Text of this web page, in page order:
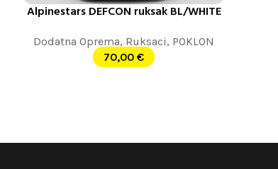
PROČITAJTE JOŠ
Alpinestars DEFCON ruksak BL/WHITE
Dodatna Oprema, Ruksaci, POKLON
70,00 €